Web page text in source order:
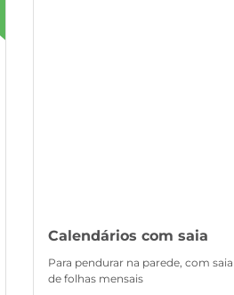
Calendários com saia
Para pendurar na parede, com saia
de folhas mensais